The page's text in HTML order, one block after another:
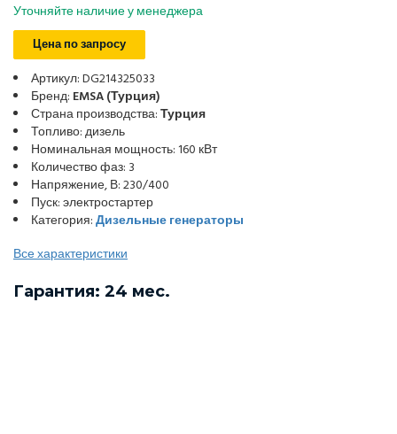
Уточняйте наличие у менеджера
Цена по запросу
Артикул: DG214325033
Бренд: EMSA (Турция)
Страна производства:Турция
Топливо: дизель
Номинальная мощность: 160 кВт
Количество фаз: 3
Напряжение, В: 230/400
Пуск: электростартер
Категория:Дизельные генераторы
Все характеристики
Гарантия: 24 мес.